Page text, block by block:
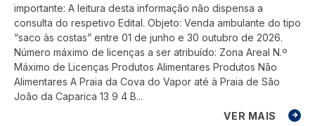
importante: A leitura desta informação não dispensa a
consulta do respetivo Edital. Objeto: Venda ambulante do tipo
“saco às costas” entre 01 de junho e 30 outubro de 2026.
Número máximo de licenças a ser atribuído: Zona Areal N.º
Máximo de Licenças Produtos Alimentares Produtos Não
Alimentares A Praia da Cova do Vapor até à Praia de São
João da Caparica 13 9 4 B...
VER MAIS